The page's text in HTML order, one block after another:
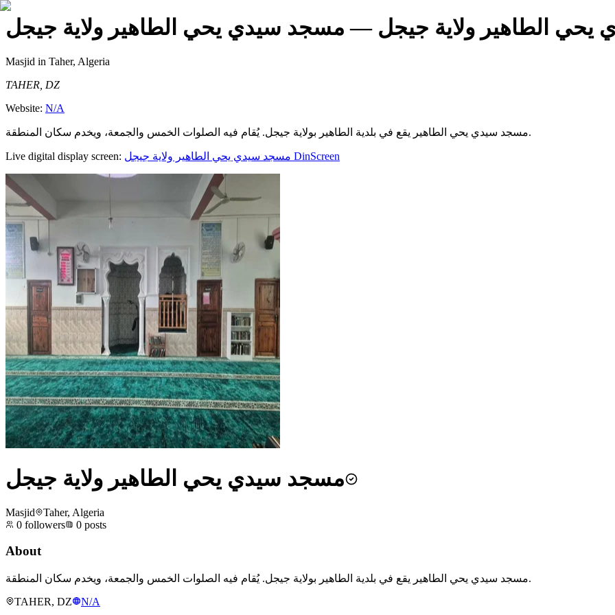
الطاهير ولاية جيجل — مسجد سيدي يحي الطاهير ولاية جيجل
Masjid in Taher, Algeria
TAHER, DZ
Website: N/A
مسجد سيدي يحي الطاهير يقع في بلدية الطاهير بولاية جيجل. يُقام فيه الصلوات الخمس والجمعة، ويخدم سكان المنطقة.
Live digital display screen: مسجد سيدي يحي الطاهير ولاية جيجل DinScreen
مسجد سيدي يحي الطاهير ولاية جيجل
Masjid
Taher, Algeria
0 followers 0 posts
About
مسجد سيدي يحي الطاهير يقع في بلدية الطاهير بولاية جيجل. يُقام فيه الصلوات الخمس والجمعة، ويخدم سكان المنطقة.
TAHER, DZ
N/A